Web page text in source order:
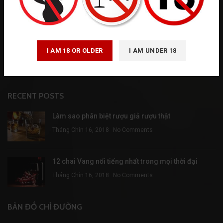
I AM 18 OR OLDER I AM UNDER 18
WineHamper đem đến thế giới rượu Vang với sự lao động miệt mài
để phục vụ Quý vị được hoàn hảo hơn
122/15A Phổ Quang, p. Đức Nhuận - TP. HCM
Phone: 0935 922 668 - 0932 657 874
RECENT POSTS
Làm sao phân biệt rượu giả rượu thật
Tháng Chín 16, 2018 No Comments
12 chai Vang nổi tiếng nhất trong mọi thời đại
Tháng Chín 16, 2018 No Comments
BẢN ĐỒ CHỈ ĐƯỜNG